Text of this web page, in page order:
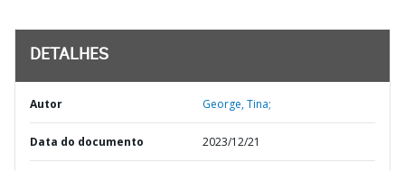
DETALHES
Autor George, Tina;
Data do documento 2023/12/21